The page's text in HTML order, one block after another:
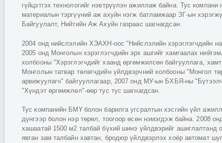
гүйцэтгэх технологийг нэвтрүүлэн ажиллаж байна. Тус
материалын тэргүүний аж ахуйн нэгж батламжаар ЗГ-ын
Байгуулалт, Нийтийн Аж Ахуйн газраас шагнагдсан.
2004 онд нийслэлийн ХЭАХН-оос "Нийслэлийн хэрэглэгчдийн
2005 онд Монголын хэрэглэгчдийн эрх ашгийг хамгаалах
холбооны "Хэрэглэгчдийг хаанд өргөмжилсөн байгууллага,
Монголын татвар төлөгчдийн үйлдвэрчний холбооны "Монгол
арвижуулагч" байгууллагаар, 2007 онд МУ-ын БХБЯ-ны
"Хүндэт өргөмжлөл"-өөр тус тус шагнагдсан.
Тус компанийн БМҮ болон барилга угсралтын хэсгийн үйл
дүнгээр болон нэр төрөл, тоогоор өсөн нэмэгдэж байна. 2008
хашаатай 1500 м2 талбай бүхий шинэ үйлдвэрийг ашиглалтанд
явган зам талбайн хавтан, бродюр үйлдвэрлэх хоёр автомат